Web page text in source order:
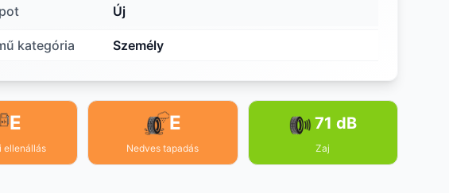
Új
kategória Személy
E
ellenállás
E
Nedves tapadás
71 dB
Zaj